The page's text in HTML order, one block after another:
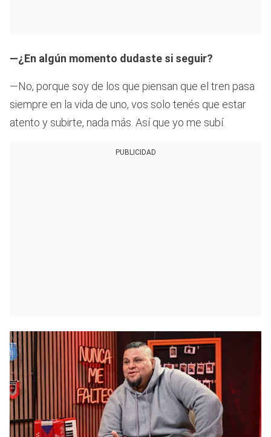
—¿En algún momento dudaste si seguir?
—No, porque soy de los que piensan que el tren pasa
siempre en la vida de uno, vos solo tenés que estar
atento y subirte, nada más. Así que yo me subí.
PUBLICIDAD